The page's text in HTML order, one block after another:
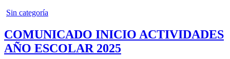
Posted
Sin categoría
COMUNICADO INICIO ACTIVIDADES
AÑO ESCOLAR 2025